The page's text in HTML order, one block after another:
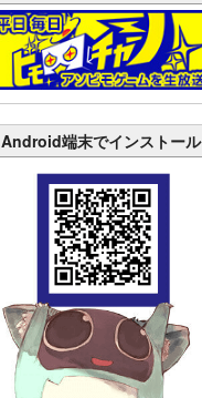
Android端末でインストール